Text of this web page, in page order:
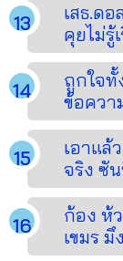
เสธ.ด
คุยไม่รู้
ถูกใจทั้
ข้อควา
เอาแล้
จริง ซั
ก้อง ห้
เขมร